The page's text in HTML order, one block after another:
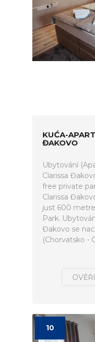
KUĆA-
ĐAKOVO
Ubytování
Clarissa
free private
Clarissa
just 600
Park.
Đakovo se
(Chorvatsko -
10